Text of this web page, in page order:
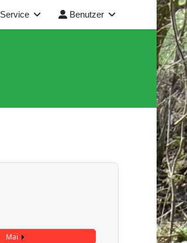
Service Benutzer
Mai